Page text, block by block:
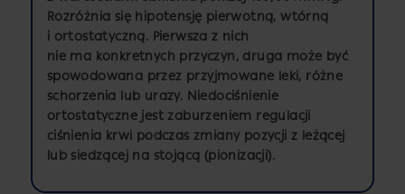
Rozróżnia się hipotensję pierwotną, wtórną
i ortostatyczną. Pierwsza z nich
nie ma konkretnych przyczyn, druga może być
spowodowana przez przyjmowane leki, różne
schorzenia lub urazy. Niedociśnienie
ortostatyczne jest zaburzeniem regulacji
ciśnienia krwi podczas zmiany pozycji z leżącej
lub siedzącej na stojącą (pionizacji).